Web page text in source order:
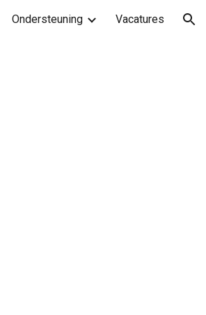
Ondersteuning Vacatures